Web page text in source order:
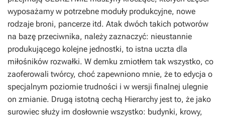
wyposażamy w potrzebne moduły produkcyjne, nowe
rodzaje broni, pancerze itd. Atak dwóch takich potworów
na bazę przeciwnika, należy zaznaczyć: nieustannie
produkującego kolejne jednostki, to istna uczta dla
miłośników rozwałki. W demku zmiotłem tak wszystko, co
zaoferowali twórcy, choć zapewniono mnie, że to edycja o
specjalnym poziomie trudności i w wersji finalnej ulegnie
on zmianie. Drugą istotną cechą Hierarchy jest to, że jako
surowiec służy im dosłownie wszystko: budynki, krowy,